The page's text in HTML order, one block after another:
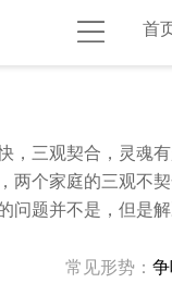
首
，三观契合，灵魂
个家庭的三观不契
问题并不是，但是
常见形势：